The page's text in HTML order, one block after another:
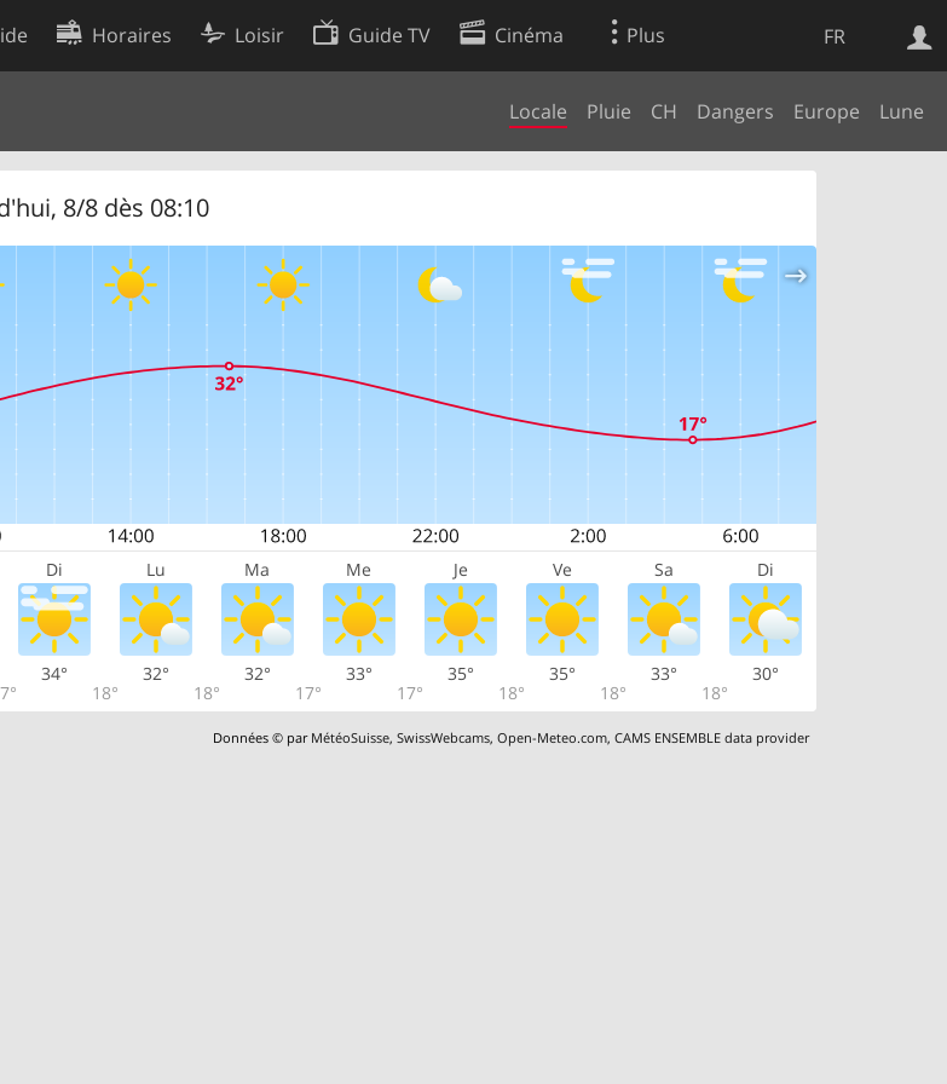
FR
Horaires Loisir Guide TV Cinéma Plus
Locale Pluie CH Dangers Europe Lune
8/8 dès 08:10
Di Lu Ma Me Je Ve Sa Di
34°
18°
32°
18°
32°
17°
33°
17°
35°
18°
35°
18°
33°
18°
30°
Données © par MétéoSuisse,SwissWebcams,Open-Meteo.com,CAMS ENSEMBLE data provider
Web
Préférences de cookies